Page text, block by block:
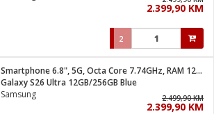
2.399,90 KM
2
Smartphone 6.8", 5G, Octa Core 7.74GHz, RAM 12GB, 200Mpixel
Galaxy S26 Ultra 12GB/256GB Blue
Samsung
2.499,90 KM
2.399,90 KM